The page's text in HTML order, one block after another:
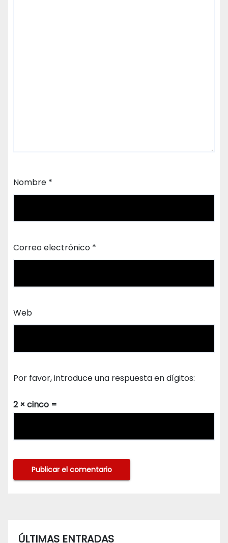
Nombre *
Correo electrónico *
Web
Por favor, introduce una respuesta en dígitos:
2 × cinco =
ÚLTIMAS ENTRADAS